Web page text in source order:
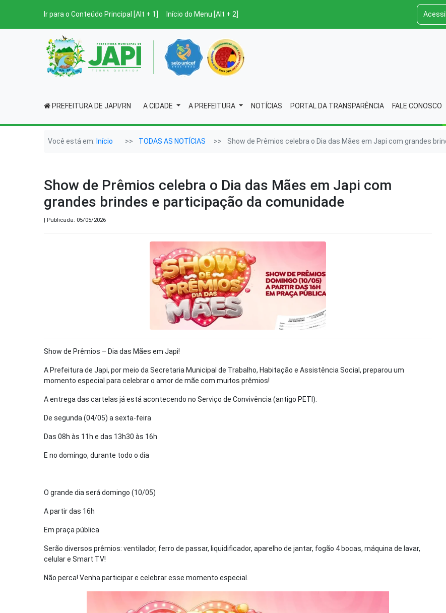
Ir para o Conteúdo Principal [Alt + 1] Início do Menu [Alt + 2]
PREFEITURA DE JAPI/RN A CIDADE A PREFEITURA NOTÍCIAS PORTAL DA TRANSPARÊNCIA FALE CONOSCO
Você está em: Início TODAS AS NOTÍCIAS Show de Prêmios celebra o Dia das Mães em Japi com grandes
Show de Prêmios celebra o Dia das Mães em Japi com
grandes brindes e participação da comunidade
| Publicada: 05/05/2026
Show de Prêmios – Dia das Mães em Japi!
A Prefeitura de Japi, por meio da Secretaria Municipal de Trabalho, Habitação e Assistência Social, preparou um
momento especial para celebrar o amor de mãe com muitos prêmios!
A entrega das cartelas já está acontecendo no Serviço de Convivência (antigo PETI):
De segunda (04/05) a sexta-feira
Das 08h às 11h e das 13h30 às 16h
E no domingo, durante todo o dia
O grande dia será domingo (10/05)
A partir das 16h
Em praça pública
Serão diversos prêmios: ventilador, ferro de passar, liquidificador, aparelho de jantar, fogão 4 bocas, máquina de lavar,
celular e Smart TV!
Não perca! Venha participar e celebrar esse momento especial.